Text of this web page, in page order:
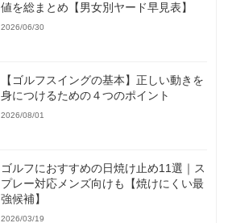
値を総まとめ【男女別ヤード早見表】
2026/06/30
【ゴルフスイングの基本】正しい動きを
身につけるための４つのポイント
2026/08/01
ゴルフにおすすめの日焼け止め11選｜ス
プレー対応メンズ向けも【焼けにくい最
強候補】
2026/03/19